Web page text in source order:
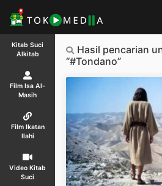
Kitab Suci
Alkitab
Film Isa Al-
Masih
Film Ikatan
Ilahi
Video Kitab
Suci
Hasil pencarian
“#Tondano”